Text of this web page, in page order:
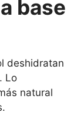
base
deshidratan
Lo
natural